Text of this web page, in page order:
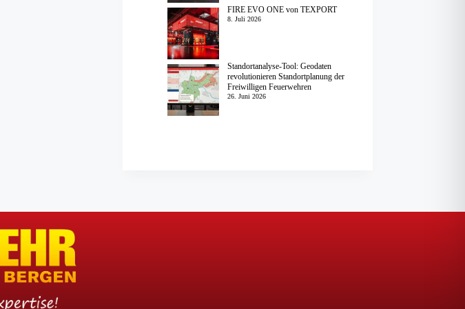
FIRE EVO ONE von TEXPORT
8. Juli 2026
Standortanalyse-Tool: Geodaten
revolutionieren Standortplanung der
Freiwilligen Feuerwehren
26. Juni 2026